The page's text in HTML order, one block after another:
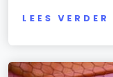
LEES VERDER